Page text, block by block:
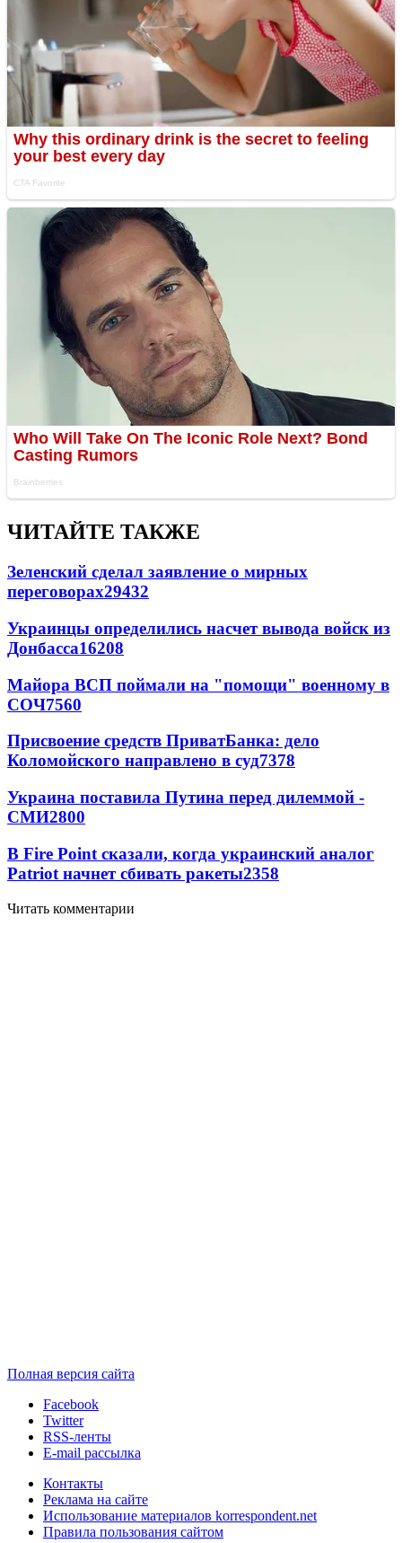
ЧИТАЙТЕ ТАКЖЕ
Зеленский сделал заявление о мирных
переговорах29432
Украинцы определились насчет вывода войск из
Донбасса16208
Майора ВСП поймали на "помощи" военному в
СОЧ7560
Присвоение средств ПриватБанка: дело
Коломойского направлено в суд7378
Украина поставила Путина перед дилеммой -
СМИ2800
В Fire Point сказали, когда украинский аналог
Patriot начнет сбивать ракеты2358
Читать комментарии
Полная версия сайта
Facebook
Twitter
RSS-ленты
E-mail рассылка
Контакты
Реклама на сайте
Использование материалов korrespondent.net
Правила пользования сайтом